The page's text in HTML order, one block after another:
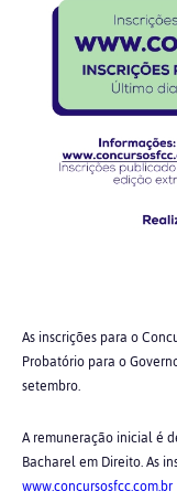
As inscrições para o
Probatório para o
setembro.
A remuneração inicial é
Bacharel em Direito. As
www.concursosfcc.com.br